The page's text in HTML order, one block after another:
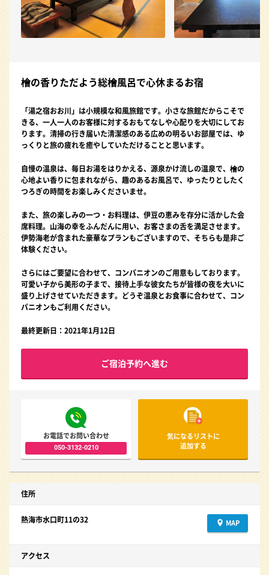
檜の香りただよう総檜風呂で心休まるお宿
「湯之宿おお川」は小規模な和風旅館です。小さな旅館だからこそで
きる、一人一人のお客様に対するおもてなしや心配りを大切にしてお
ります。清掃の行き届いた清潔感のある広めの明るいお部屋では、ゆ
っくりと旅の疲れを癒やしていただけることと思います。
自慢の温泉は、毎日お湯をはりかえる、源泉かけ流しの温泉で、檜の
心地よい香りに包まれながら、趣のあるお風呂で、ゆったりとしたく
つろぎの時間をお楽しみくださいませ。
また、旅の楽しみの一つ・お料理は、伊豆の恵みを存分に活かした会
席料理。山海の幸をふんだんに用い、お客さまの舌を満足させます。
伊勢海老が含まれた豪華なプランもございますので、そちらも是非ご
体験ください。
さらにはご要望に合わせて、コンパニオンのご用意もしております。
可愛い子から美形の子まで、接待上手な彼女たちが皆様の夜を大いに
盛り上げさせていただきます。どうぞ温泉とお食事に合わせて、コン
パニオンもご利用ください。
最終更新日：2021年1月12日
ご宿泊予約へ進む
お電話でお問い合わせ
050-3132-0210
気になるリストに
追加する
住所
MAP
熱海市水口町11の32
アクセス